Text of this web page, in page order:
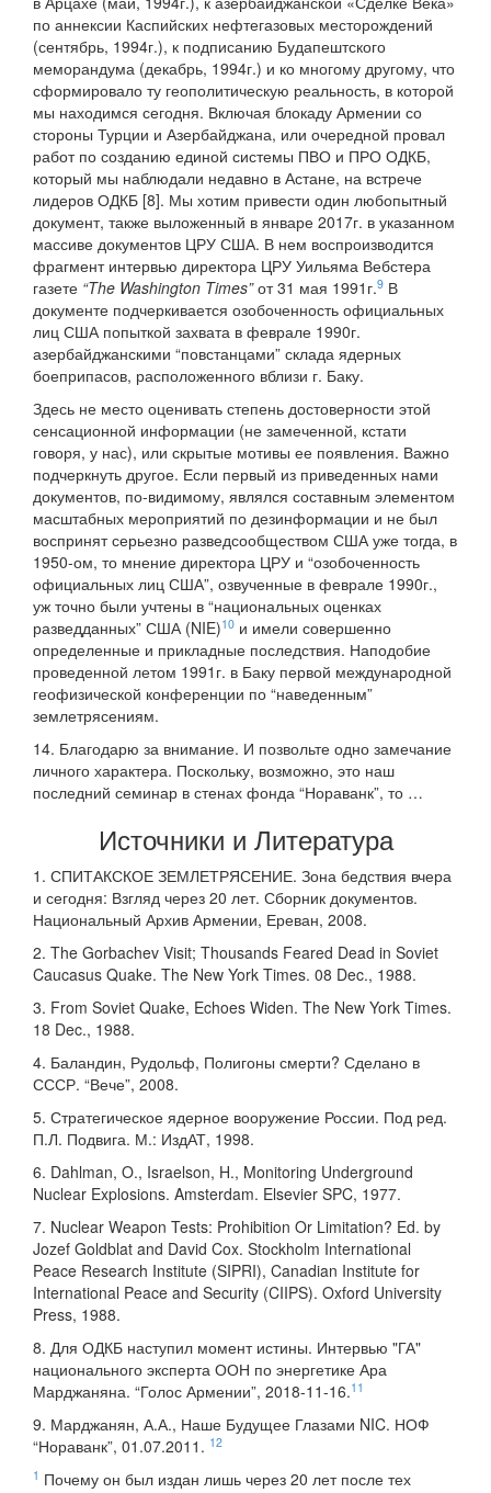
по аннексии Каспийских нефтегазовых месторождений
(сентябрь, 1994г.), к подписанию Будапештского
меморандума (декабрь, 1994г.) и ко многому другому, что
сформировало ту геополитическую реальность, в которой
мы находимся сегодня. Включая блокаду Армении со
стороны Турции и Азербайджана, или очередной провал
работ по созданию единой системы ПВО и ПРО ОДКБ,
который мы наблюдали недавно в Астане, на встрече
лидеров ОДКБ [8]. Мы хотим привести один любопытный
документ, также выложенный в январе 2017г. в указанном
массиве документов ЦРУ США. В нем воспроизводится
фрагмент интервью директора ЦРУ Уильяма Вебстера
газете “The Washington Times”от 31 мая 1991г.9 В
документе подчеркивается озобоченность официальных
лиц США попыткой захвата в феврале 1990г.
азербайджанскими “повстанцами” склада ядерных
боеприпасов, расположенного вблизи г. Баку.
Здесь не место оценивать степень достоверности этой
сенсационной информации (не замеченной, кстати
говоря, у нас), или скрытые мотивы ее появления. Важно
подчеркнуть другое. Если первый из приведенных нами
документов, по-видимому, являлся составным элементом
масштабных мероприятий по дезинформации и не был
воспринят серьезно разведсообществом США уже тогда, в
1950-ом, то мнение директора ЦРУ и “озобоченность
официальных лиц США”, озвученные в феврале 1990г.,
уж точно были учтены в “национальных оценках
разведданных” США (NIE)10 и имели совершенно
определенные и прикладные последствия. Наподобие
проведенной летом 1991г. в Баку первой международной
геофизической конференции по “наведенным”
землетрясениям.
14. Благодарю за внимание. И позвольте одно замечание
личного характера. Поскольку, возможно, это наш
последний семинар в стенах фонда “Нораванк”, то …
Источники и Литература
1. СПИТАКСКОЕ ЗЕМЛЕТРЯСЕНИЕ. Зона бедствия вчера
и сегодня: Взгляд через 20 лет. Сборник документов.
Национальный Архив Армении, Ереван, 2008.
2. The Gorbachev Visit; Thousands Feared Dead in Soviet
Caucasus Quake. The New York Times. 08 Dec., 1988.
3. From Soviet Quake, Echoes Widen. The New York Times.
18 Dec., 1988.
4. Баландин, Рудольф, Полигоны смерти? Сделано в
СССР. “Вече”, 2008.
5. Стратегическое ядерное вооружение России. Под ред.
П.Л. Подвига. М.: ИздАТ, 1998.
6. Dahlman, O., Israelson, H., Monitoring Underground
Nuclear Explosions. Amsterdam. Elsevier SPC, 1977.
7. Nuclear Weapon Tests: Prohibition Or Limitation? Ed. by
Jozef Goldblat and David Cox. Stockholm International
Peace Research Institute (SIPRI), Canadian Institute for
International Peace and Security (CIIPS). Oxford University
Press, 1988.
8. Для ОДКБ наступил момент истины. Интервью "ГА"
национального эксперта ООН по энергетике Ара
Марджаняна. “Голос Армении”, 2018-11-16.11
9. Марджанян, А.А., Наше Будущее Глазами NIC. НОФ
“Нораванк”, 01.07.2011. 12
1 Почему он был издан лишь через 20 лет после тех